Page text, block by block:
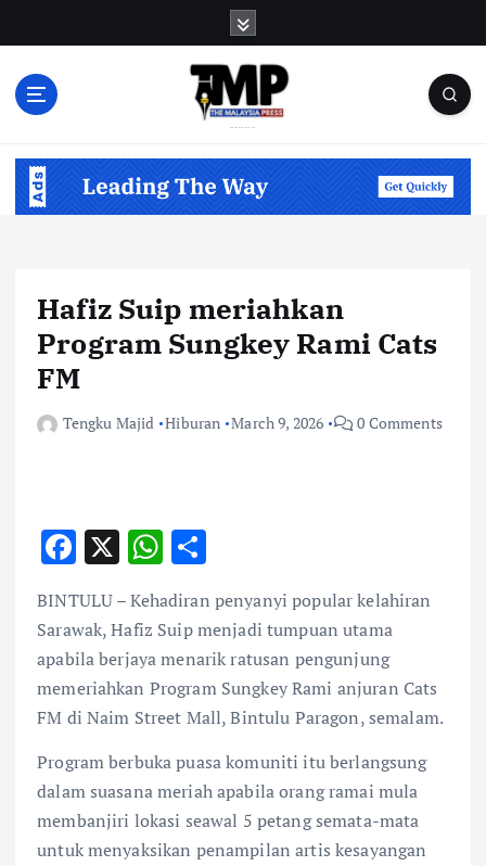
Hafiz Suip meriahkan
Program Sungkey Rami Cats
FM
Tengku Majid Hiburan March 9, 2026 0 Comments
F
e
b
o
o
k
X W
h
at
s
A
p
p
ar
e
BINTULU – Kehadiran penyanyi popular kelahiran
Sarawak, Hafiz Suip menjadi tumpuan utama
apabila berjaya menarik ratusan pengunjung
memeriahkan Program Sungkey Rami anjuran Cats
FM di Naim Street Mall, Bintulu Paragon, semalam.
Program berbuka puasa komuniti itu berlangsung
dalam suasana meriah apabila orang ramai mula
membanjiri lokasi seawal 5 petang semata-mata
untuk menyaksikan penampilan artis kesayangan